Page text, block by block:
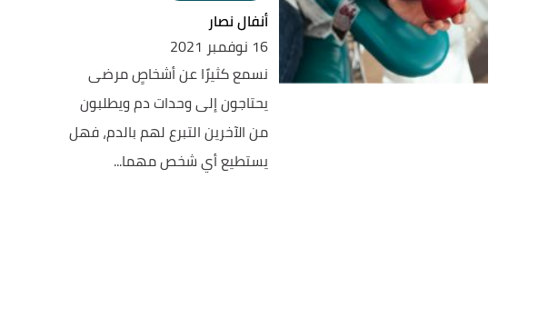
أنفال نصار
16 نوفمبر 2021
نسمع كثيرًا عن أشخاصٍ مرضى
يحتاجون إلى وحدات دم ويطلبون
من الآخرين التبرع لهم بالدم، فهل
يستطيع أي شخص مهما...